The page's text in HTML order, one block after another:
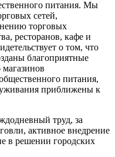
питания. Мы
сетей,
торговых
ресторанов, кафе и
о том, что
благоприятные
магазинов
питания,
приближены к
труд, за
активное внедрение
в решении городских